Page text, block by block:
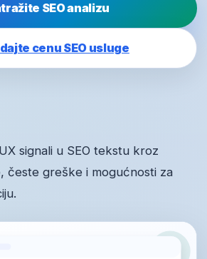
SEO analizu
cenu SEO usluge
signali u SEO tekstu kroz
česte greške i mogućnosti za